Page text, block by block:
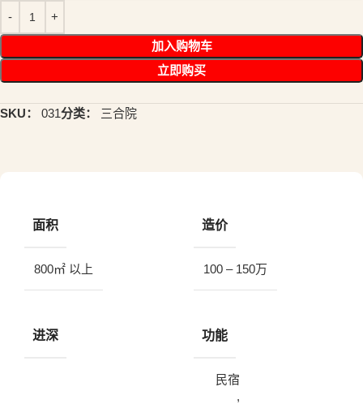
加入购物车
立即购买
SKU： 031分类： 三合院
面积
800㎡ 以上
造价
100 – 150万
进深 功能
民宿
,